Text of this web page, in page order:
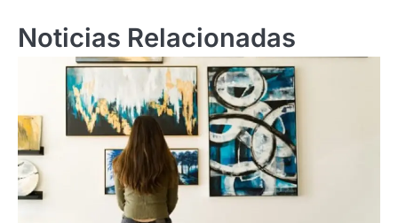
Noticias Relacionadas